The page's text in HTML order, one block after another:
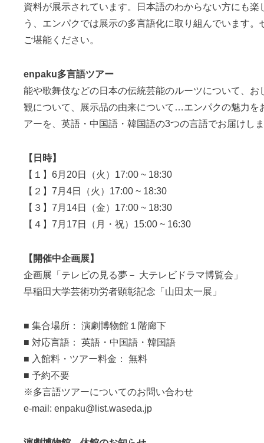
資料が展示されています。日本語のわからない方にも楽
う、エンパクでは展示の多言語化に取り組んでいます。
ご堪能ください。
enpaku多言語ツアー
能や歌舞伎などの日本の伝統芸能のルーツについて、お
観について、展示品の由来について…エンパクの魅力を
アーを、英語・中国語・韓国語の3つの言語でお届けし
【日時】
【１】6月20日（火）17:00 ~ 18:30
【２】7月4日（火）17:00 ~ 18:30
【３】7月14日（金）17:00 ~ 18:30
【４】7月17日（月・祝）15:00 ~ 16:30
【開催中企画展】
企画展「テレビの見る夢－ 大テレビドラマ博覧会」
早稲田大学芸術功労者顕彰記念「山田太一展」
■ 集合場所： 演劇博物館１階廊下
■ 対応言語： 英語・中国語・韓国語
■ 入館料・ツアー料金： 無料
■ 予約不要
※多言語ツアーについてのお問い合わせ
e-mail: enpaku@list.waseda.jp